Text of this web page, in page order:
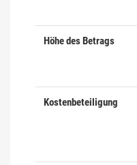
Höhe des Betrags
Kostenbeteiligung